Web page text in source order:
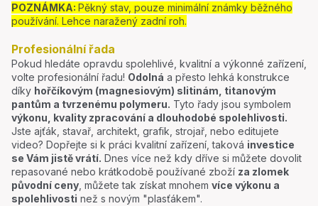
POZNÁMKA: Pěkný stav, pouze minimální známky běžného
používání. Lehce naražený zadní roh.
Profesionální řada
Pokud hledáte opravdu spolehlivé, kvalitní a výkonné zařízení,
volte profesionální řadu! Odolná a přesto lehká konstrukce
díky hořčíkovým (magnesiovým) slitinám, titanovým
pantům a tvrzenému polymeru. Tyto řady jsou symbolem
výkonu, kvality zpracování a dlouhodobé spolehlivosti.
Jste ajťák, stavař, architekt, grafik, strojař, nebo editujete
video? Dopřejte si k práci kvalitní zařízení, taková investice
se Vám jistě vrátí. Dnes více než kdy dříve si můžete dovolit
repasované nebo krátkodobě používané zboží za zlomek
původní ceny, můžete tak získat mnohem více výkonu a
spolehlivosti než s novým "plasťákem".